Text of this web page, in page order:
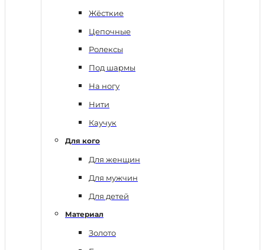
Жёсткие
Цепочные
Ролексы
Под шармы
На ногу
Нити
Каучук
Для кого
Для женщин
Для мужчин
Для детей
Материал
Золото